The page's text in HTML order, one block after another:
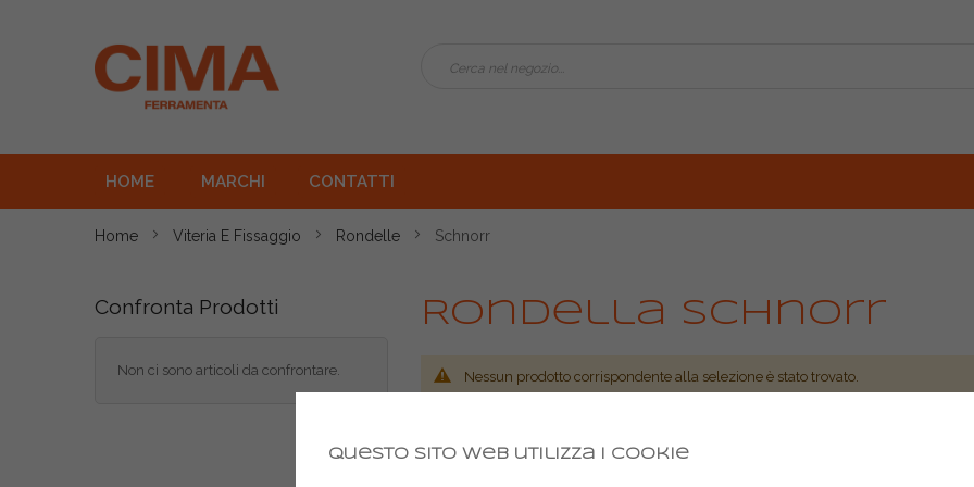
HOME MARCHI CONTATTI
Home Viteria E Fissaggio Rondelle Schnorr
Rondella schnorr
Nessun prodotto corrispondente alla selezione è stato trovato.
Confronta Prodotti
Non ci sono articoli da confrontare.
Questo sito web utilizza i cookie